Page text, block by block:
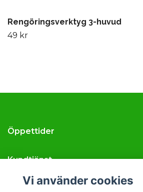
Rengöringsverktyg 3-huvud
49 kr
Öppettider
Kundtjänst
Läs mer
Vi använder cookies